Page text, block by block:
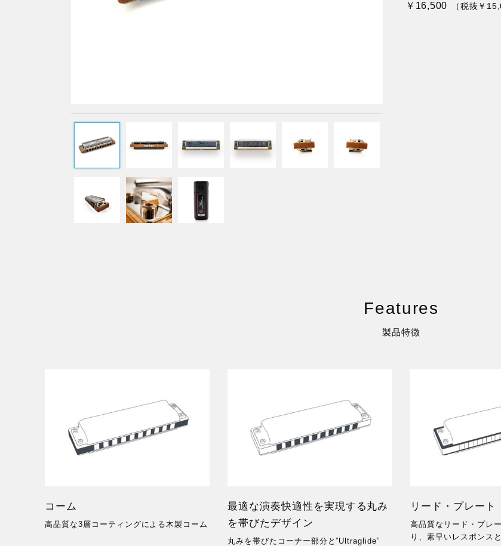
￥16,500 （税抜￥
Features
製品特徴
コーム
高品質な3層コーティングによる木製コーム
最適な演奏快適性を実現する丸み
を帯びたデザイン
丸みを帯びたコーナー部分と”Ultraglide”
リード・プレート
高品質なリード・プレ
り、素早いレスポンス